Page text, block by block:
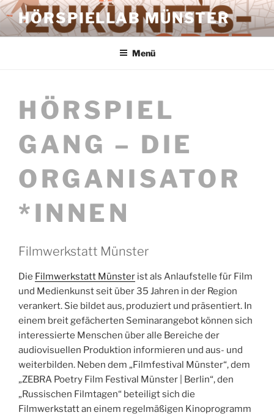
Zum
Inhalt
springen
HÖRSPIELLAB MÜNSTER
Menü
HÖRSPIEL
GANG – DIE
ORGANISATOR
*INNEN
Filmwerkstatt Münster
Die Filmwerkstatt Münster ist als Anlaufstelle für Film
und Medienkunst seit über 35 Jahren in der Region
verankert. Sie bildet aus, produziert und präsentiert. In
einem breit gefächerten Seminarangebot können sich
interessierte Menschen über alle Bereiche der
audiovisuellen Produktion informieren und aus- und
weiterbilden. Neben dem „Filmfestival Münster“, dem
„ZEBRA Poetry Film Festival Münster | Berlin“, den
„Russischen Filmtagen“ beteiligt sich die
Filmwerkstatt an einem regelmäßigen Kinoprogramm